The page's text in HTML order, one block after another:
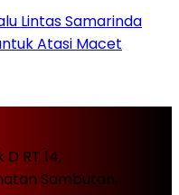
Lintas Samarinda
Atasi Macet
RT 14,
Sambutan,